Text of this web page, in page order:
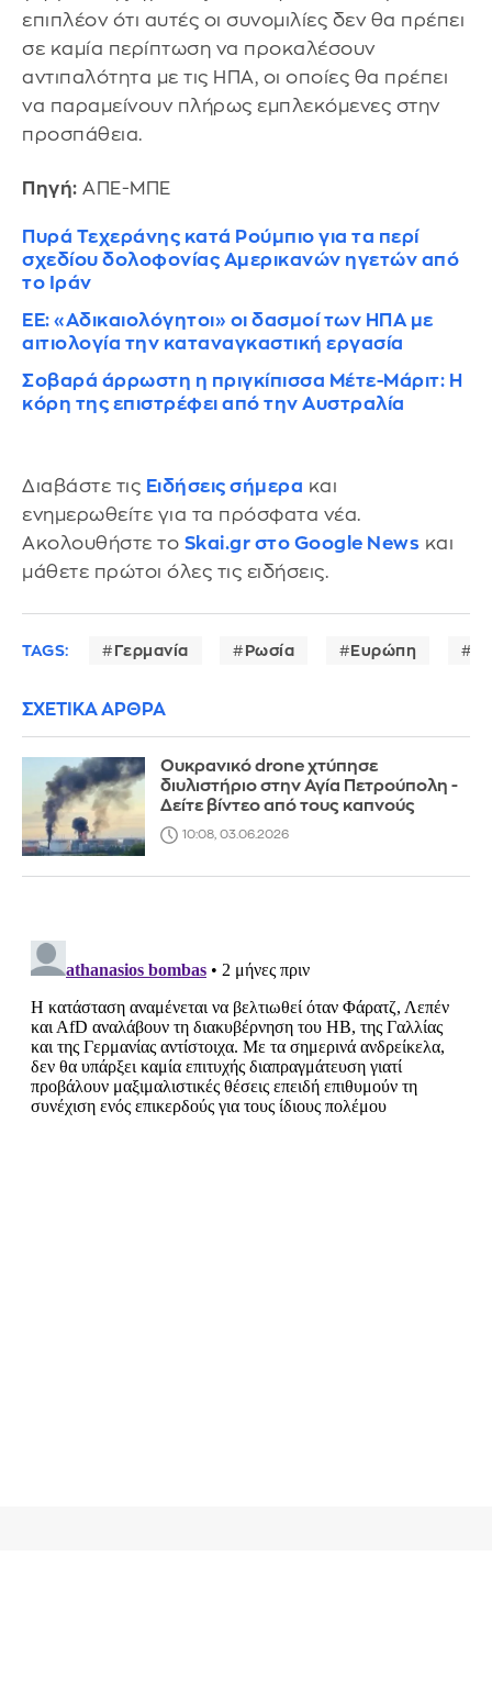
επιπλέον ότι αυτές οι συνομιλίες δεν θα πρέπει
σε καμία περίπτωση να προκαλέσουν
αντιπαλότητα με τις ΗΠΑ, οι οποίες θα πρέπει
να παραμείνουν πλήρως εμπλεκόμενες στην
προσπάθεια.
Πηγή: ΑΠΕ-ΜΠΕ
Πυρά Τεχεράνης κατά Ρούμπιο για τα περί
σχεδίου δολοφονίας Αμερικανών ηγετών από
το Ιράν
ΕΕ: «Αδικαιολόγητοι» οι δασμοί των ΗΠΑ με
αιτιολογία την καταναγκαστική εργασία
Σοβαρά άρρωστη η πριγκίπισσα Μέτε-Μάριτ: Η
κόρη της επιστρέφει από την Αυστραλία
Διαβάστε τις Ειδήσεις σήμερα και
ενημερωθείτε για τα πρόσφατα νέα.
Ακολουθήστε το Skai.gr στο Google News και
μάθετε πρώτοι όλες τις ειδήσεις.
TAGS: Γερμανία Ρωσία Ευρώπη
ΣΧΕΤΙΚΑ ΑΡΘΡΑ
Ουκρανικό drone χτύπησε
διυλιστήριο στην Αγία Πετρούπολη -
Δείτε βίντεο από τους καπνούς
10:08, 03.06.2026